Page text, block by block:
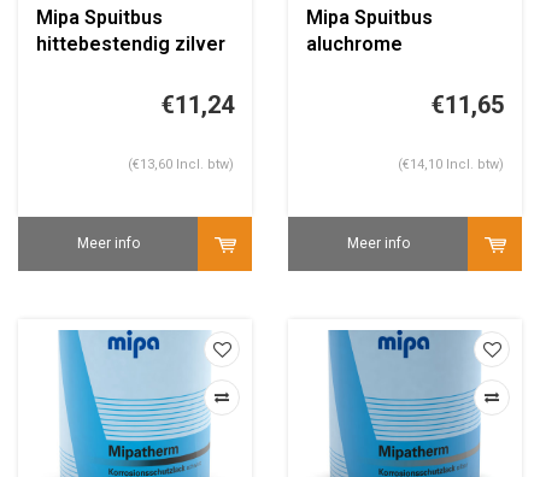
Mipa Spuitbus
hittebestendig zilver
€11,24
(€13,60 Incl. btw)
Meer info
Mipa Spuitbus
aluchrome
€11,65
(€14,10 Incl. btw)
Meer info